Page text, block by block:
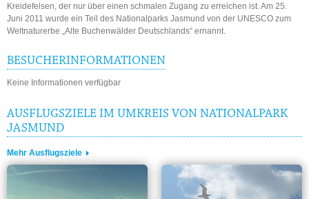
Kreidefelsen, der nur über einen schmalen Zugang zu erreichen ist. Am 25.
Juni 2011 wurde ein Teil des Nationalparks Jasmund von der UNESCO zum
Weltnaturerbe „Alte Buchenwälder Deutschlands“ ernannt.
BESUCHERINFORMATIONEN
Keine Informationen verfügbar
AUSFLUGSZIELE IM UMKREIS VON NATIONALPARK
JASMUND
Mehr Ausflugsziele